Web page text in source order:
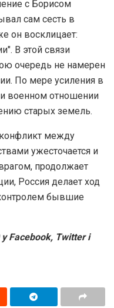
с Борисом
сам сесть в
он восклицает:
В этой связи
очередь не намерен
По мере усиления в
военном отношении
старых земель.
между
ужесточается и
продолжает
Россия делает ход
бывшие
Facebook, Twitter і